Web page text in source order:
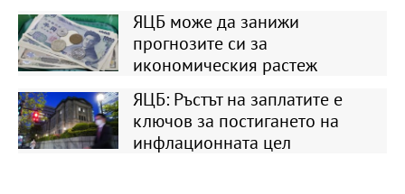
ЯЦБ може да занижи
прогнозите си за
икономическия растеж
ЯЦБ: Ръстът на заплатите е
ключов за постигането на
инфлационната цел